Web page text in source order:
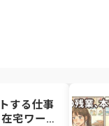
する仕事
宅ワーク